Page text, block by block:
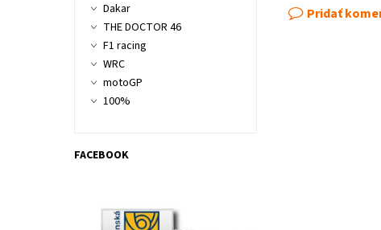
Pridať
Dakar
THE DOCTOR 46
F1 racing
WRC
motoGP
100%
FACEBOOK